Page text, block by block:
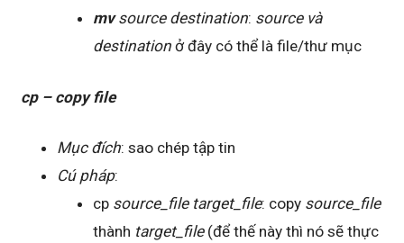
mv source destination: source và
destinationở đây có thể là file/thư mục
cp – copy file
Mục đích: sao chép tập tin
Cú pháp:
cp source_file target_file: copy source_file
thành target_file (để thế này thì nó sẽ thực